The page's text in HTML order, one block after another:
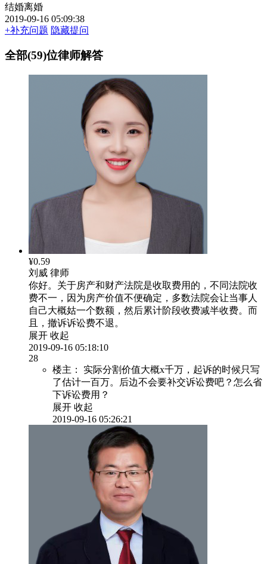
结婚离婚
2019-09-16 05:09:38
+补充问题 隐藏提问
全部(59)位律师解答
¥0.59
刘威 律师
你好。关于房产和财产法院是收取费用的，不同法院收
费不一，因为房产价值不便确定，多数法院会让当事人
自己大概姑一个数额，然后累计阶段收费减半收费。而
且，撤诉诉讼费不退。
展开 收起
2019-09-16 05:18:10
28
楼主：
实际分割价值大概x千万，起诉的时候只写
了估计一百万。后边不会要补交诉讼费吧？怎么省
下诉讼费用？
展开 收起
2019-09-16 05:26:21